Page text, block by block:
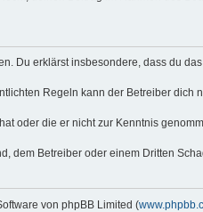
Du erklärst insbesondere, dass du
Regeln kann der Betreiber dich
oder die er nicht zur Kenntnis
dem Betreiber oder einem Dritten
von phpBB Limited (